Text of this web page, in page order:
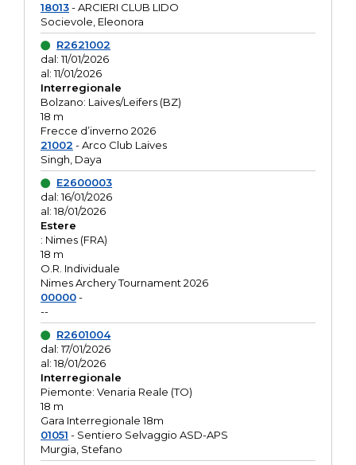
18013- ARCIERI CLUB LIDO
Socievole, Eleonora
R2621002
dal: 11/01/2026
al: 11/01/2026
Interregionale
Bolzano: Laives/Leifers (BZ)
18 m
Frecce d’inverno 2026
21002 - Arco Club Laives
Singh, Daya
E2600003
dal: 16/01/2026
al: 18/01/2026
Estere
: Nimes (FRA)
18 m
O.R. Individuale
Nimes Archery Tournament 2026
00000-
--
R2601004
dal: 17/01/2026
al: 18/01/2026
Interregionale
Piemonte: Venaria Reale (TO)
18 m
Gara Interregionale 18m
01051 - Sentiero Selvaggio ASD-APS
Murgia, Stefano